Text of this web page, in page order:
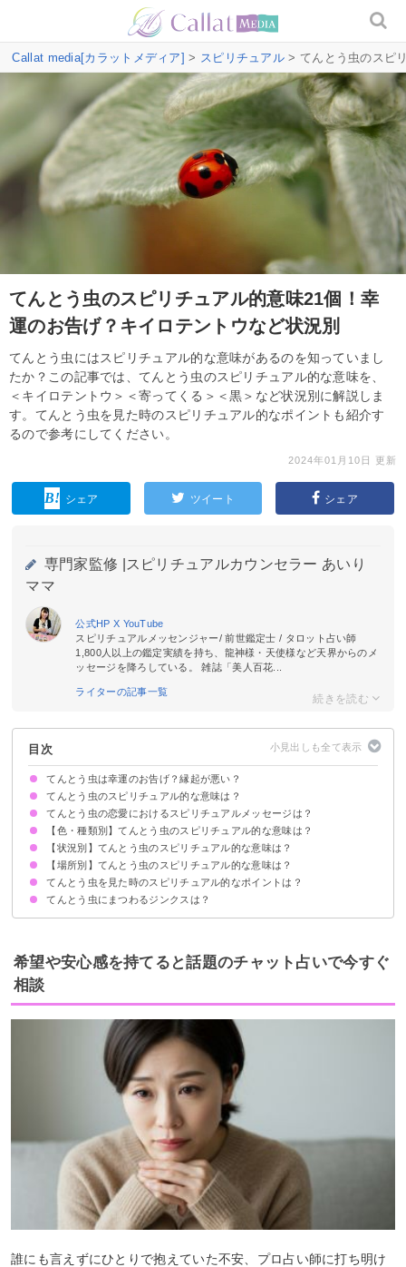
Callat media[カラットメディア] > スピリチュアル > てんとう虫のスピ
てんとう虫のスピリチュアル的意味21個！幸
運のお告げ？キイロテントウなど状況別
てんとう虫にはスピリチュアル的な意味があるのを知っていまし
たか？この記事では、てんとう虫のスピリチュアル的な意味を、
＜キイロテントウ＞＜寄ってくる＞＜黒＞など状況別に解説しま
す。てんとう虫を見た時のスピリチュアル的なポイントも紹介す
るので参考にしてください。
2024年01月10日 更新
シェア ツイート シェア
専門家監修 |
スピリチュアルカウンセラー あいり
ママ
公式HP X YouTube
スピリチュアルメッセンジャー/ 前世鑑定士 / タロット占い師
1,800人以上の鑑定実績を持ち、龍神様・天使様など天界からのメ
ッセージを降ろしている。 雑誌「美人百花...
ライターの記事一覧
目次
てんとう虫は幸運のお告げ？縁起が悪い？
てんとう虫のスピリチュアル的な意味は？
①幸運の予兆
②聖母マリア様の使い
③邪気を払う
④太陽の神様の使い
⑤豊作のシンボル
状況によって意味が決まる
てんとう虫の恋愛におけるスピリチュアルメッセージは？
恋愛運UP
運命の出会いの予兆
【色・種類別】てんとう虫のスピリチュアル的な意味は？
キイロテントウムシのスピリチュアル的意味
黒テントウムシのスピリチュアル的意味
フタホシテントウのスピリチュアル的意味
ナナホシテントウのスピリチュアル的意味
ハートの模様のてんとう虫のスピリチュアル的意味
てんとう虫の幼虫のスピリチュアル的意味
【状況別】てんとう虫のスピリチュアル的な意味は？
てんとう虫が体に止まるスピリチュアル的意味
てんとう虫を逃がすスピリチュアル的意味
てんとう虫が大量発生するスピリチュアル的意味
てんとう虫の死骸のスピリチュアル的意味
てんとう虫をよく見る時のスピリチュアル的意味
てんとう虫が頭にとまるスピリチュアル的意味
てんとう虫が足にとまるスピリチュアル的意味
てんとう虫が交尾しているスピリチュアル的意味
てんとう虫が病気の人の体にとまるスピリチュアル的意味
てんとう虫の夢を見るスピリチュアル的意味
2匹のてんとう虫を見るスピリチュアル的意味
【場所別】てんとう虫のスピリチュアル的な意味は？
神社でてんとう虫を見るスピリチュアル的意味
お墓参りでてんとう虫を見るスピリチュアル的意味
てんとう虫が家の中に入ってくるスピリチュアル的意味
てんとう虫が窓に止まっているスピリチュアル的意味
てんとう虫を見た時のスピリチュアル的なポイントは？
見たら無理に捕まえない
前向きにやりたいことに挑戦する
てんとう虫にまつわるジンクスは？
死者の生まれ変わり
願い事をすると叶う
希望や安心感を持てると話題のチャット占いで今すぐ
相談
誰にも言えずにひとりで抱えていた不安、プロ占い師に打ち明け